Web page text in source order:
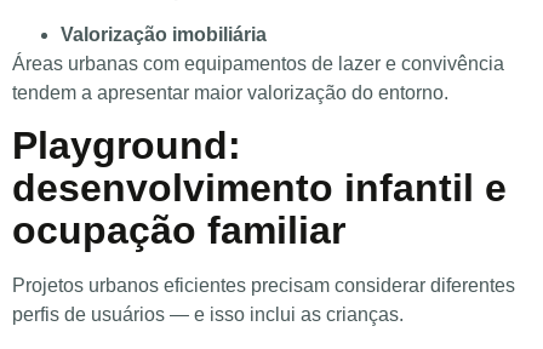
Valorização imobiliária
Áreas urbanas com equipamentos de lazer e convivência
tendem a apresentar maior valorização do entorno.
Playground:
desenvolvimento infantil e
ocupação familiar
Projetos urbanos eficientes precisam considerar diferentes
perfis de usuários — e isso inclui as crianças.